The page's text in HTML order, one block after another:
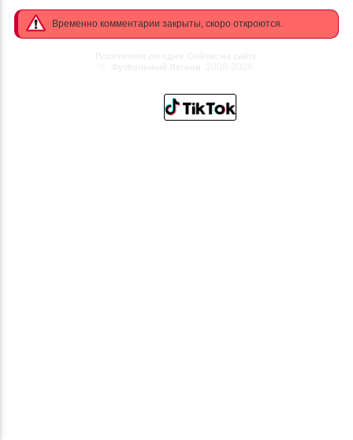
Временно комментарии закрыты, скоро откроются.